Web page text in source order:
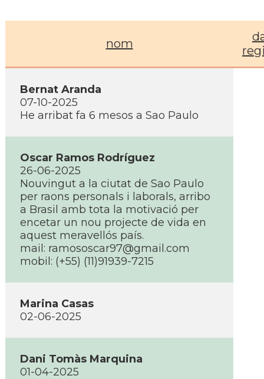
nom
Bernat Aranda
07-10-2025
He arribat fa 6 mesos a Sao Paulo
Oscar Ramos Rodríguez
26-06-2025
Nouvingut a la ciutat de Sao Paulo
per raons personals i laborals, arribo
a Brasil amb tota la motivació per
encetar un nou projecte de vida en
aquest meravellós país.
mail: ramososcar97@gmail.com
mobil: (+55) (11)91939-7215
Marina Casas
02-06-2025
Dani Tomàs Marquina
01-04-2025